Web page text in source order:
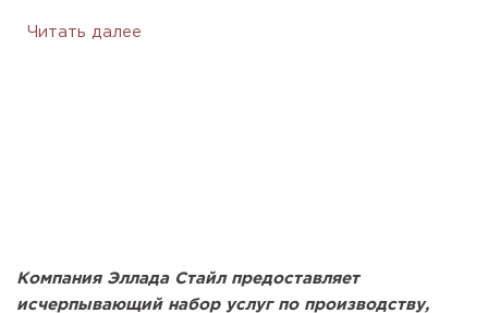
Читать далее
Компания Эллада Стайл предоставляет
исчерпывающий набор услуг по производству,